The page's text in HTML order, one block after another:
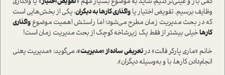
وظایف برسیم. تفویض اختیار یاواگذاری کارها به دیگران، یکی از بخش‌هایی ا‌ست
که در بحث مدیریت زمان مطرح می‌شود؛ اما را‌ستش اهمیت موضوع واگذاری
کارهاخیلی بیشتر از فقط یک زیرشاخه کوچک از بحث مدیریت زمان ا‌ست!
خانم «ماری پارکر فالت» درتعریفی ساده از «مدیریت»، می‌گوید: «مدیریت یعنی
انجام‌دادن کارها، با و به‌وسیله دیگران».